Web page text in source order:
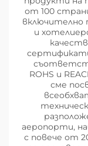
от 100
включително
и
ROHS и
сме
аеропорти,
с повече от